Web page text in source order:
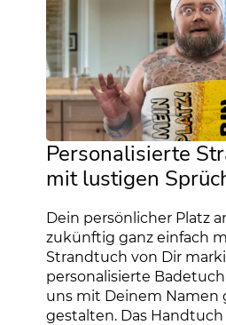
Personalisierte
mit lustigen
Dein persönlicher Platz
zukünftig ganz einfach
Strandtuch von Dir
personalisierte
uns mit Deinem Namen
gestalten. Das